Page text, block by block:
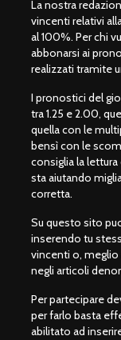
La nostra
vincenti relativi
al 100%. Per chi
abbonarsi ai
realizzati tramite
I pronostici del
tra 1.25 e 2.00,
quella con le
bensì con le
consiglia la lettura
sta aiutando
corretta.
Su questo sito
inserendo tu
vincenti o,
negli articoli
Per partecipare
per farlo basta
abilitato ad